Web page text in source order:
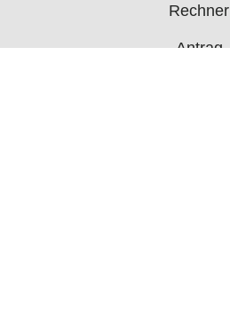
Rechner
Antrag